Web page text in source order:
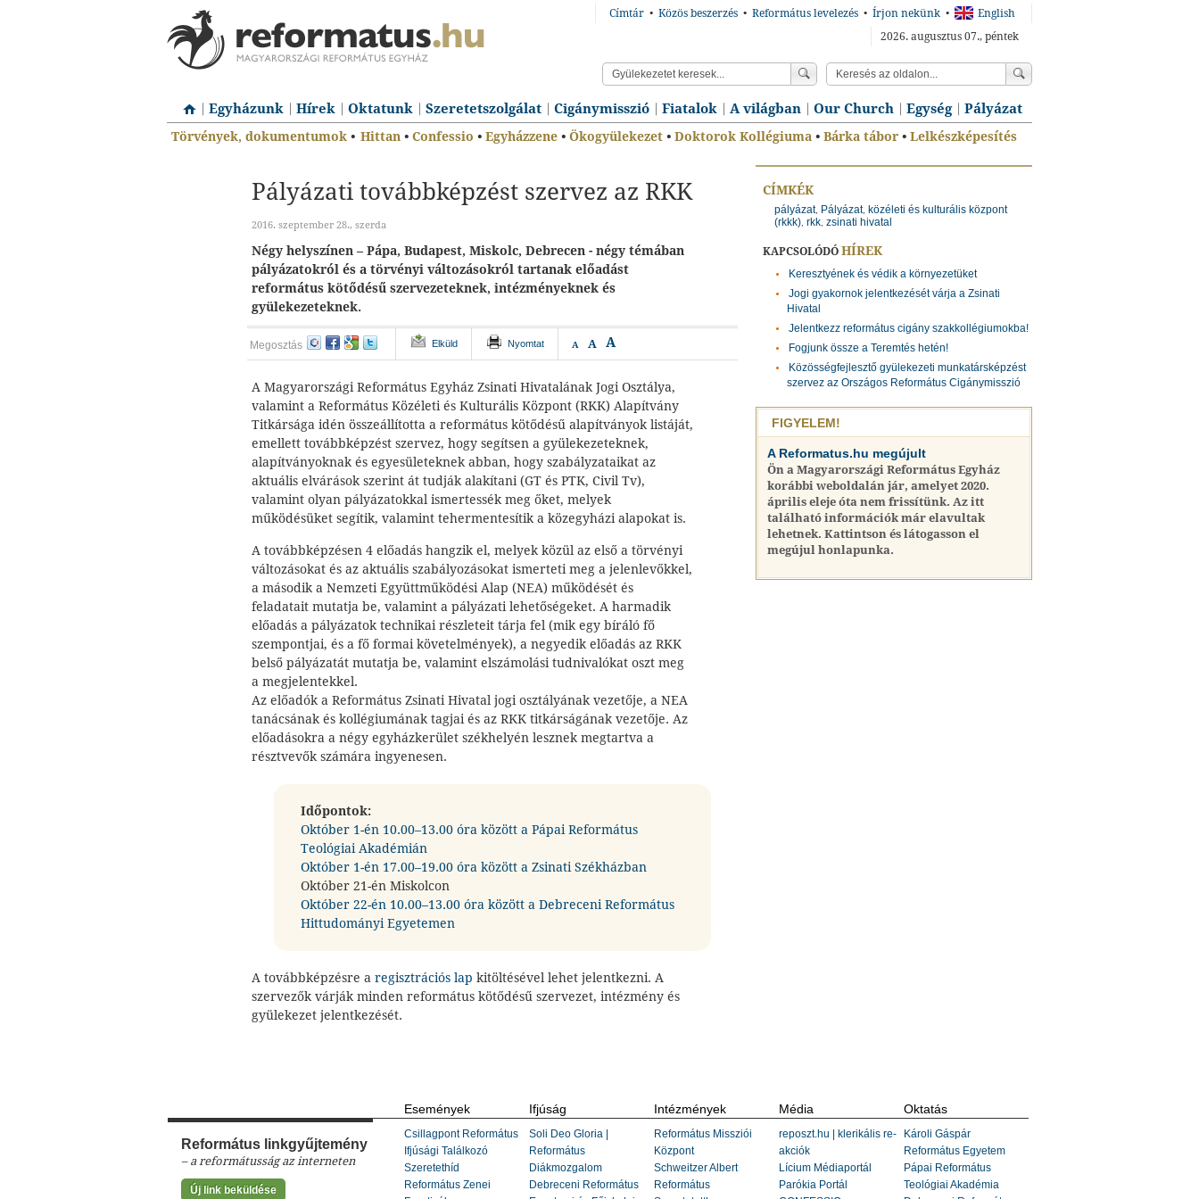
Címtár • Közös beszerzés • Református levelezés • Írjon nekünk •
English
2026. augusztus 07., péntek
Egyházunk Hírek Oktatunk Szeretetszolgálat Cigánymisszió Fiatalok A világban Our Church Egység Pályázat
Törvények, dokumentumok • Hittan • Confessio • Egyházzene • Ökogyülekezet • Doktorok Kollégiuma • Bárka tábor • Lelkészképesítés
Pályázati továbbképzést szervez az RKK
2016. szeptember 28., szerda
Négy helyszínen – Pápa, Budapest, Miskolc, Debrecen - négy témában
pályázatokról és a törvényi változásokról tartanak előadást
református kötődésű szervezeteknek, intézményeknek és
gyülekezeteknek.
Megosztás Elküld Nyomtat A A A
A Magyarországi Református Egyház Zsinati Hivatalának Jogi Osztálya,
valamint a Református Közéleti és Kulturális Központ (RKK) Alapítvány
Titkársága idén összeállította a református kötődésű alapítványok listáját,
emellett továbbképzést szervez, hogy segítsen a gyülekezeteknek,
alapítványoknak és egyesületeknek abban, hogy szabályzataikat az
aktuális elvárások szerint át tudják alakítani (GT és PTK, Civil Tv),
valamint olyan pályázatokkal ismertessék meg őket, melyek
működésüket segítik, valamint tehermentesítik a közegyházi alapokat is.
A továbbképzésen 4 előadás hangzik el, melyek közül az első a törvényi
változásokat és az aktuális szabályozásokat ismerteti meg a jelenlevőkkel,
a második a Nemzeti Együttműködési Alap (NEA) működését és
feladatait mutatja be, valamint a pályázati lehetőségeket. A harmadik
előadás a pályázatok technikai részleteit tárja fel (mik egy bíráló fő
szempontjai, és a fő formai követelmények), a negyedik előadás az RKK
belső pályázatát mutatja be, valamint elszámolási tudnivalókat oszt meg
a megjelentekkel.
Az előadók a Református Zsinati Hivatal jogi osztályának vezetője, a NEA
tanácsának és kollégiumának tagjai és az RKK titkárságának vezetője. Az
előadásokra a négy egyházkerület székhelyén lesznek megtartva a
résztvevők számára ingyenesen.
Időpontok:
Október 1-én 10.00–13.00 óra között a Pápai Református
Teológiai Akadémián
Október 1-én 17.00–19.00 óra között a Zsinati Székházban
Október 21-én Miskolcon
Október 22-én 10.00–13.00 óra között a Debreceni Református
Hittudományi Egyetemen
A továbbképzésre a regisztrációs lap kitöltésével lehet jelentkezni. A
szervezők várják minden református kötődésű szervezet, intézmény és
gyülekezet jelentkezését.
CÍMKÉK
pályázat, Pályázat, közéleti és kulturális központ
(rkkk), rkk, zsinati hivatal
KAPCSOLÓDÓ HÍREK
Keresztyének és védik a környezetüket
Jogi gyakornok jelentkezését várja a Zsinati
Hivatal
Jelentkezz református cigány szakkollégiumokba!
Fogjunk össze a Teremtés hetén!
Közösségfejlesztő gyülekezeti munkatársképzést
szervez az Országos Református Cigánymisszió
FIGYELEM!
A Reformatus.hu megújult
Ön a Magyarországi Református Egyház
korábbi weboldalán jár, amelyet 2020.
április eleje óta nem frissítünk. Az itt
található információk már elavultak
lehetnek. Kattintson és látogasson el
megújul honlapunka.
Református linkgyűjtemény
– a reformátusság az interneten
Új link beküldése
Események
Csillagpont Református
Ifjúsági Találkozó
Szeretethíd
Református Zenei
Ifjúság
Soli Deo Gloria |
Református
Diákmozgalom
Debreceni Református
Intézmények
Református Missziói
Központ
Schweitzer Albert
Református
Média
reposzt.hu | klerikális re-
akciók
Lícium Médiaportál
Parókia Portál
Oktatás
Károli Gáspár
Református Egyetem
Pápai Református
Teológiai Akadémia